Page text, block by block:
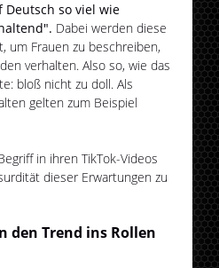
Deutsch so viel wie
Dabei werden diese
um Frauen zu beschreiben,
verhalten. Also so, wie das
bloß nicht zu doll. Als
gelten zum Beispiel
in ihren TikTok-Videos
dieser Erwartungen zu
den Trend ins Rollen